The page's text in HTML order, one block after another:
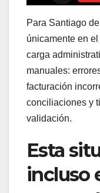
Para Santiago
únicamente en
carga
manuales:
facturación
conciliaciones y
validación.
Esta
incluso